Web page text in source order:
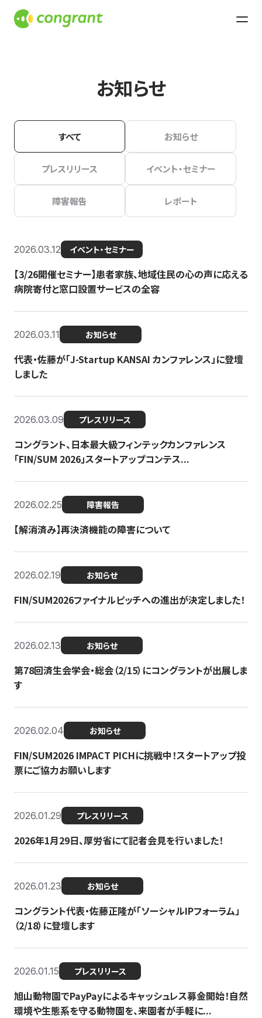
お知らせ
すべて お知らせ
プレスリリース イベント・セミナー
障害報告 レポート
2026.03.12 イベント・セミナー
【3/26開催セミナー】患者家族、地域住民の心の声に応える
病院寄付と窓口設置サービスの全容
2026.03.11 お知らせ
代表・佐藤が「J-Startup KANSAI カンファレンス」に登壇
しました
2026.03.09 プレスリリース
コングラント、日本最大級フィンテックカンファレンス
「FIN/SUM 2026」スタートアップコンテス...
2026.02.25 障害報告
【解消済み】再決済機能の障害について
2026.02.19 お知らせ
FIN/SUM2026ファイナルピッチへの進出が決定しました！
2026.02.13 お知らせ
第78回済生会学会・総会（2/15）にコングラントが出展しま
す
2026.02.04 お知らせ
FIN/SUM2026 IMPACT PICHに挑戦中！スタートアップ投
票にご協力お願いします
2026.01.29 プレスリリース
2026年1月29日、厚労省にて記者会見を行いました！
2026.01.23 お知らせ
コングラント代表・佐藤正隆が「ソーシャルIPフォーラム」
（2/18）に登壇します
2026.01.15 プレスリリース
旭山動物園でPayPayによるキャッシュレス募金開始！自然
環境や生態系を守る動物園を、来園者が手軽に...